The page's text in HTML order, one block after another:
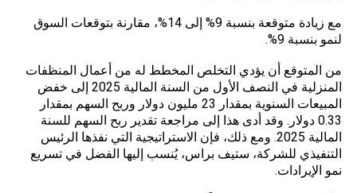
مع زيادة متوقعة بنسبة 9% إلى 14%، مقارنة بتوقعات السوق
لنمو بنسبة 9%.
من المتوقع أن يؤدي التخلص المخطط له من أعمال المنظفات
المنزلية في النصف الأول من السنة المالية 2025 إلى خفض
المبيعات السنوية بمقدار 23 مليون دولار وربح السهم بمقدار
0.33 دولار. وقد أدى هذا إلى مراجعة تقدير ربح السهم للسنة
المالية 2025. ومع ذلك، فإن الاستراتيجية التي نفذها الرئيس
التنفيذي للشركة، ستيف براس، يُنسب إليها الفضل في تسريع
نمو الإيرادات.